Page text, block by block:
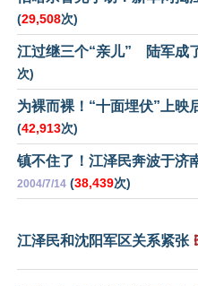
(29,508次)
江过继三个“亲儿” 陆军成
次)
为裸而裸！“十面埋伏”上映
(42,913次)
镇不住了！江泽民奔波于济
2004/7/14 (38,439次)
江泽民和沈阳军区关系紧张